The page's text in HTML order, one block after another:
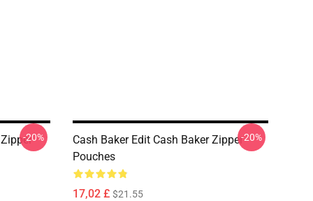
-20%
Cash Baker Edit Cash Baker Zipper
Pouches
17,02 £ $21.55
-20%